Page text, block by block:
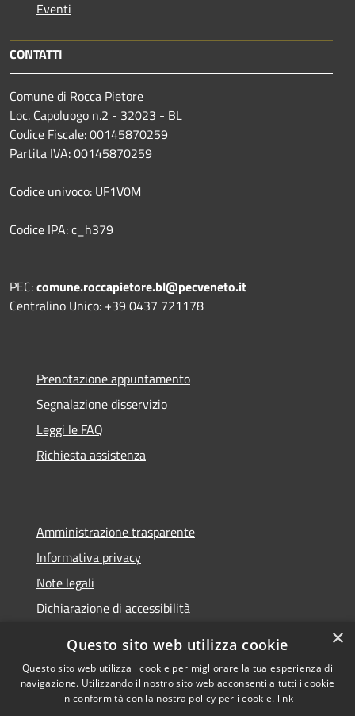
Eventi
CONTATTI
Comune di Rocca Pietore
Loc. Capoluogo n.2 - 32023 - BL
Codice Fiscale: 00145870259
Partita IVA: 00145870259
Codice univoco: UF1V0M
Codice IPA: c_h379
PEC:comune.roccapietore.bl@pecveneto.it
Centralino Unico: +39 0437 721178
Prenotazione appuntamento
Segnalazione disservizio
Leggi le FAQ
Richiesta assistenza
Amministrazione trasparente
Informativa privacy
Note legali
Dichiarazione di accessibilità
RSS
Accessibilità
Copyright © 2026 • Comune di
Rocca Pietore • Powered by
×
Questo sito web utilizza cookie
Questo sito web utilizza i cookie per migliorare la tua esperienza di
navigazione. Utilizzando il nostro sito web acconsenti a tutti i cookie
in conformità con la nostra policy per i cookie. link